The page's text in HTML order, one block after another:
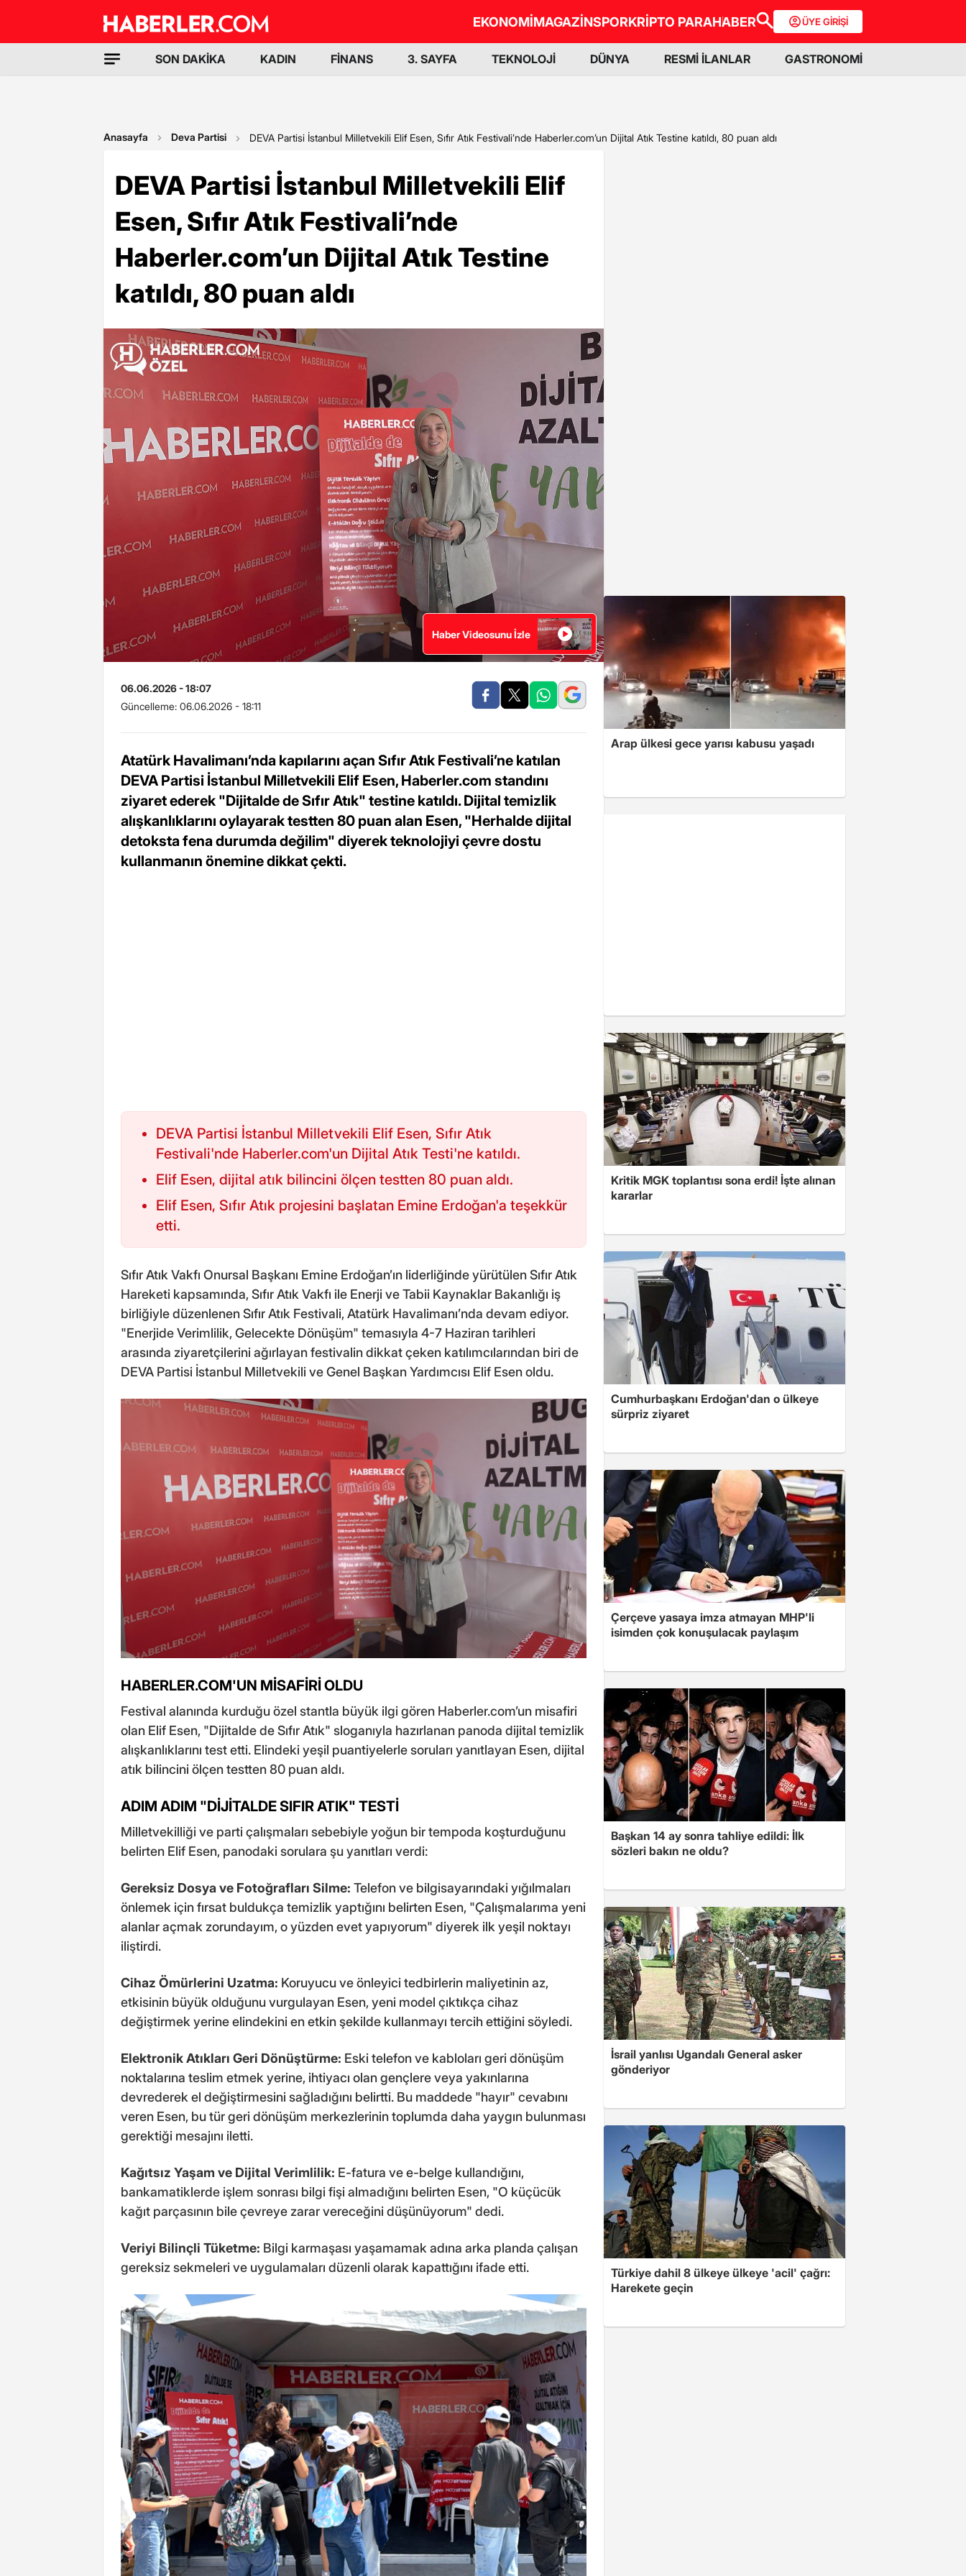
EKONOMİMAGAZİNSPORKRİPTO PARAHABER ÜYE GİRİŞİ
SON DAKİKA KADIN FİNANS 3. SAYFA TEKNOLOJİ DÜNYA RESMİ İLANLAR GASTRONOMİ
Anasayfa Deva Partisi DEVA Partisi İstanbul Milletvekili Elif Esen, Sıfır Atık Festivali’nde Haberler.com’un Dijital Atık Testine katıldı, 80 puan aldı
DEVA Partisi İstanbul Milletvekili Elif
Esen, Sıfır Atık Festivali’nde
Haberler.com’un Dijital Atık Testine
katıldı, 80 puan aldı
Haber Videosunu İzle
06.06.2026 - 18:07
Güncelleme: 06.06.2026 - 18:11
Atatürk Havalimanı’nda kapılarını açan Sıfır Atık Festivali’ne katılan
DEVA Partisi İstanbul Milletvekili Elif Esen, Haberler.com standını
ziyaret ederek "Dijitalde de Sıfır Atık" testine katıldı. Dijital temizlik
alışkanlıklarını oylayarak testten 80 puan alan Esen, "Herhalde dijital
detoksta fena durumda değilim" diyerek teknolojiyi çevre dostu
kullanmanın önemine dikkat çekti.
DEVA Partisi İstanbul Milletvekili Elif Esen, Sıfır Atık
Festivali'nde Haberler.com'un Dijital Atık Testi'ne katıldı.
Elif Esen, dijital atık bilincini ölçen testten 80 puan aldı.
Elif Esen, Sıfır Atık projesini başlatan Emine Erdoğan'a teşekkür
etti.
Sıfır Atık Vakfı Onursal Başkanı Emine Erdoğan’ın liderliğinde yürütülen Sıfır Atık
Hareketi kapsamında, Sıfır Atık Vakfı ile Enerji ve Tabii Kaynaklar Bakanlığı iş
birliğiyle düzenlenen Sıfır Atık Festivali, Atatürk Havalimanı’nda devam ediyor.
"Enerjide Verimlilik, Gelecekte Dönüşüm" temasıyla 4-7 Haziran tarihleri
arasında ziyaretçilerini ağırlayan festivalin dikkat çeken katılımcılarından biri de
DEVA Partisi İstanbul Milletvekili ve Genel Başkan Yardımcısı Elif Esen oldu.
HABERLER.COM'UN MİSAFİRİ OLDU
Festival alanında kurduğu özel stantla büyük ilgi gören Haberler.com’un misafiri
olan Elif Esen, "Dijitalde de Sıfır Atık" sloganıyla hazırlanan panoda dijital temizlik
alışkanlıklarını test etti. Elindeki yeşil puantiyelerle soruları yanıtlayan Esen, dijital
atık bilincini ölçen testten 80 puan aldı.
ADIM ADIM "DİJİTALDE SIFIR ATIK" TESTİ
Milletvekilliği ve parti çalışmaları sebebiyle yoğun bir tempoda koşturduğunu
belirten Elif Esen, panodaki sorulara şu yanıtları verdi:
Gereksiz Dosya ve Fotoğrafları Silme: Telefon ve bilgisayarındaki yığılmaları
önlemek için fırsat buldukça temizlik yaptığını belirten Esen, "Çalışmalarıma yeni
alanlar açmak zorundayım, o yüzden evet yapıyorum" diyerek ilk yeşil noktayı
iliştirdi.
Cihaz Ömürlerini Uzatma: Koruyucu ve önleyici tedbirlerin maliyetinin az,
etkisinin büyük olduğunu vurgulayan Esen, yeni model çıktıkça cihaz
değiştirmek yerine elindekini en etkin şekilde kullanmayı tercih ettiğini söyledi.
Elektronik Atıkları Geri Dönüştürme: Eski telefon ve kabloları geri dönüşüm
noktalarına teslim etmek yerine, ihtiyacı olan gençlere veya yakınlarına
devrederek el değiştirmesini sağladığını belirtti. Bu maddede "hayır" cevabını
veren Esen, bu tür geri dönüşüm merkezlerinin toplumda daha yaygın bulunması
gerektiği mesajını iletti.
Kağıtsız Yaşam ve Dijital Verimlilik: E-fatura ve e-belge kullandığını,
bankamatiklerde işlem sonrası bilgi fişi almadığını belirten Esen, "O küçücük
kağıt parçasının bile çevreye zarar vereceğini düşünüyorum" dedi.
Veriyi Bilinçli Tüketme: Bilgi karmaşası yaşamamak adına arka planda çalışan
gereksiz sekmeleri ve uygulamaları düzenli olarak kapattığını ifade etti.
Arap ülkesi gece yarısı kabusu yaşadı
Kritik MGK toplantısı sona erdi! İşte alınan
kararlar
Cumhurbaşkanı Erdoğan'dan o ülkeye
sürpriz ziyaret
Çerçeve yasaya imza atmayan MHP'li
isimden çok konuşulacak paylaşım
Başkan 14 ay sonra tahliye edildi: İlk
sözleri bakın ne oldu?
İsrail yanlısı Ugandalı General asker
gönderiyor
Türkiye dahil 8 ülkeye ülkeye 'acil' çağrı:
Harekete geçin